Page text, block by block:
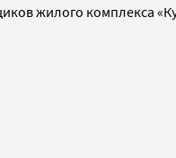
жилого комплекса